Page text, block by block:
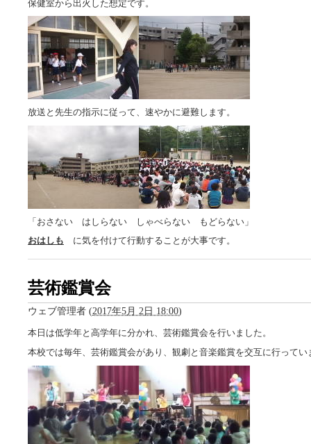
保健室から出火した想定です。
放送と先生の指示に従って、速やかに避難します。
「おさない はしらない しゃべらない もどらない」
おはしも に気を付けて行動することが大事です。
芸術鑑賞会
ウェブ管理者 (2017年5月 2日 18:00)
本日は低学年と高学年に分かれ、芸術鑑賞会を行いました。
本校では毎年、芸術鑑賞会があり、観劇と音楽鑑賞を交互に行ってい